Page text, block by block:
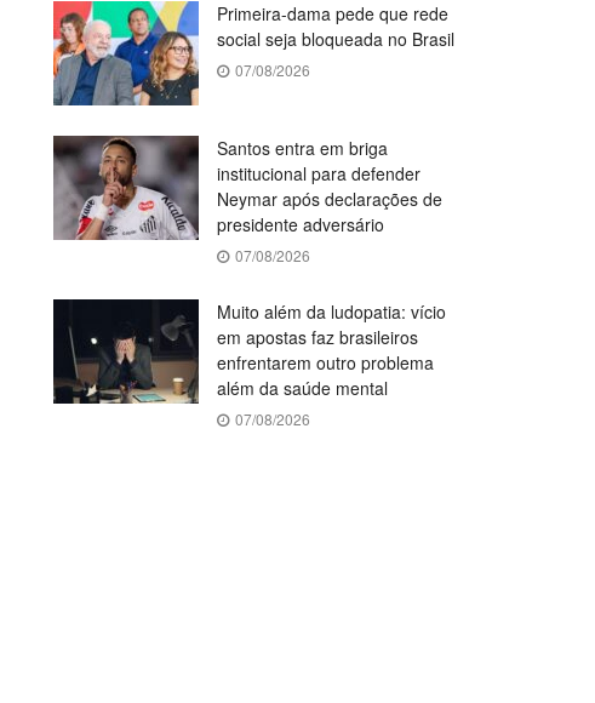
Primeira-dama pede que rede
social seja bloqueada no Brasil
07/08/2026
Santos entra em briga
institucional para defender
Neymar após declarações de
presidente adversário
07/08/2026
Muito além da ludopatia: vício
em apostas faz brasileiros
enfrentarem outro problema
além da saúde mental
07/08/2026